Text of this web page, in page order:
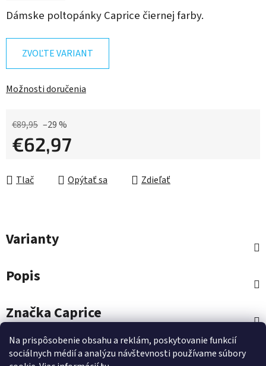
Na prispôsobenie obsahu a reklám, poskytovanie funkcií
sociálnych médií a analýzu návštevnosti používame súbory
Dámske poltopánky Caprice čiernej farby.
ZVOĽTE VARIANT
Možnosti doručenia
€89,95 –29 %
€62,97
Tlač
Opýtať sa Zdieľať
Varianty
Popis
ZnačkaCaprice
Diskusia